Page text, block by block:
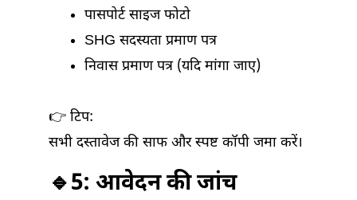
पासपोर्ट साइज फोटो
SHG सदस्यता प्रमाण पत्र
निवास प्रमाण पत्र (यदि मांगा जाए)
👉 टिप:
सभी दस्तावेज की साफ और स्पष्ट कॉपी जमा करें।
🔹5: आवेदन की जांच